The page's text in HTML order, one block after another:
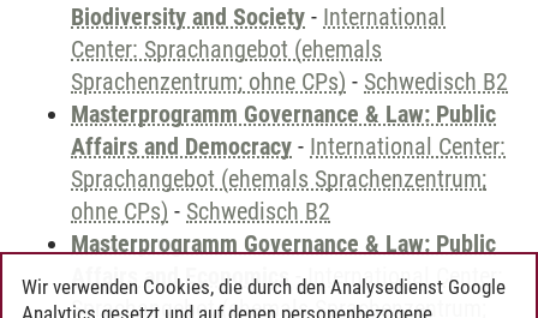
Biodiversity and Society - International
Center: Sprachangebot (ehemals
Sprachenzentrum; ohne CPs) - Schwedisch B2
Masterprogramm Governance & Law: Public
Affairs and Democracy - International Center:
Sprachangebot (ehemals Sprachenzentrum;
ohne CPs) - Schwedisch B2
Masterprogramm Governance & Law: Public
Affairs and Economics-International Center:
Sprachangebot (ehemals Sprachenzentrum;
Wir verwenden Cookies, die durch den Analysedienst Google
Analytics gesetzt und auf denen personenbezogene